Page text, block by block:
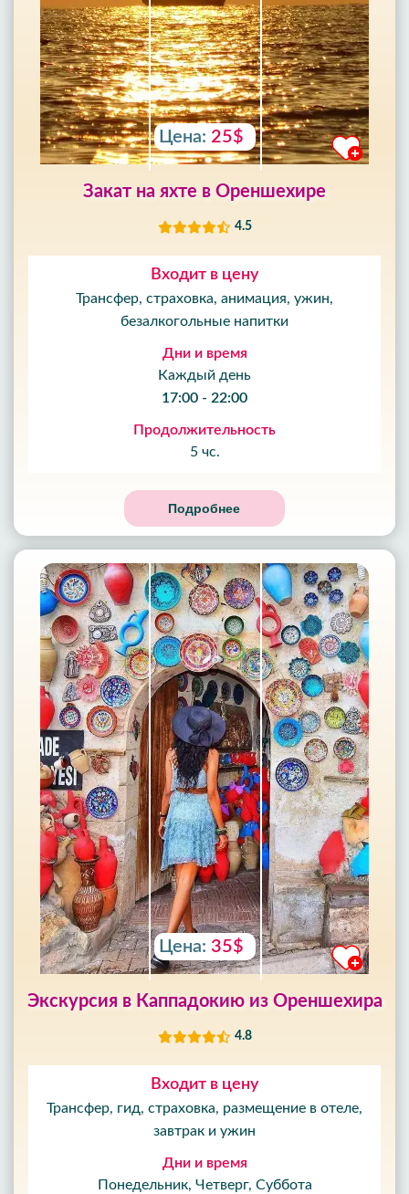
Цена: 25$
Закат на яхте в Ореншехире
4.5
Входит в цену
Трансфер, страховка, анимация, ужин,
безалкогольные напитки
Дни и время
Каждый день
17:00 - 22:00
Продолжительность
5 чс.
Подробнее
Цена: 35$
Экскурсия в Каппадокию из Ореншехира
4.8
Входит в цену
Трансфер, гид, страховка, размещение в отеле,
завтрак и ужин
Дни и время
Понедельник, Четверг, Суббота